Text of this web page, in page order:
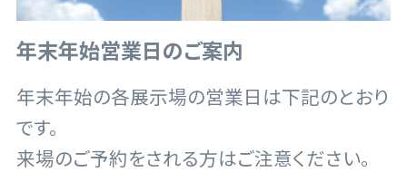
年末年始営業日のご案内
年末年始の各展示場の営業日は下記のとおり
です。
来場のご予約をされる方はご注意ください。